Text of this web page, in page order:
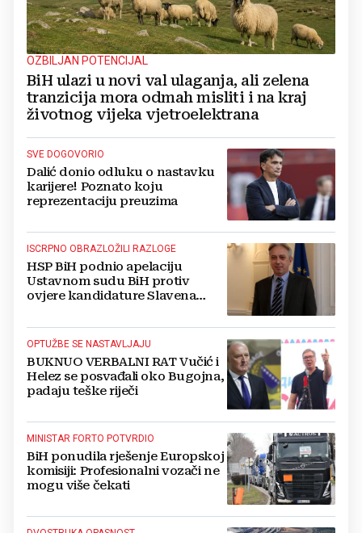
OZBILJAN POTENCIJAL
BiH ulazi u novi val ulaganja, ali zelena
tranzicija mora odmah misliti i na kraj
životnog vijeka vjetroelektrana
SVE DOGOVORIO
Dalić donio odluku o nastavku
karijere! Poznato koju
reprezentaciju preuzima
ISCRPNO OBRAZLOŽILI RAZLOGE
HSP BiH podnio apelaciju
Ustavnom sudu BiH protiv
ovjere kandidature Slavena
OPTUŽBE SE NASTAVLJAJU
BUKNUO VERBALNI RAT Vučić i
Helez se posvađali oko Bugojna,
padaju teške riječi
MINISTAR FORTO POTVRDIO
BiH ponudila rješenje Europskoj
komisiji: Profesionalni vozači ne
mogu više čekati